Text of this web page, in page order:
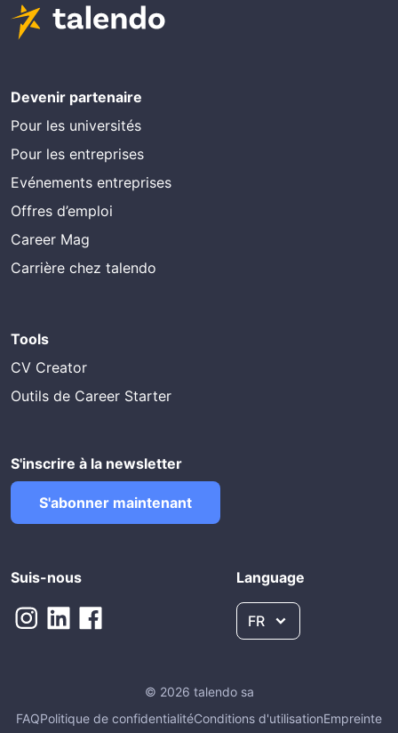
Devenir partenaire
Pour les universités
Pour les entreprises
Evénements entreprises
Offres d’emploi
Career Mag
Carrière chez talendo
Tools
CV Creator
Outils de Career Starter
S'inscrire à la newsletter
S'abonner maintenant
Suis-nous Language
FR
© 2026 talendo sa
FAQPolitique de confidentialitéConditions d'utilisationEmpreinte